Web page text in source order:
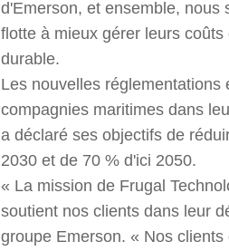
d'Emerson, et ensemble, nous
flotte à mieux gérer leurs
durable.
Les nouvelles réglementations
compagnies maritimes dans
a déclaré ses objectifs de
2030 et de 70 % d'ici 2050.
« La mission de Frugal
soutient nos clients dans leur
groupe Emerson. « Nos